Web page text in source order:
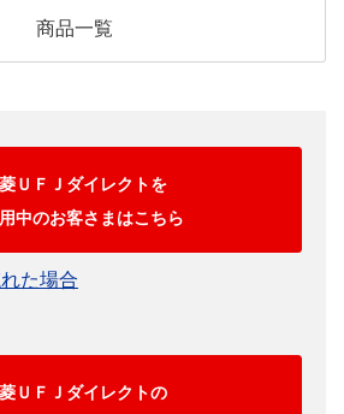
商品一覧
ＵＦＪダイレクトを
中のお客さまはこちら
た場合
ＵＦＪダイレクトの